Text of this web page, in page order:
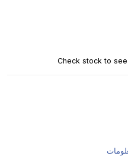
Check stock to